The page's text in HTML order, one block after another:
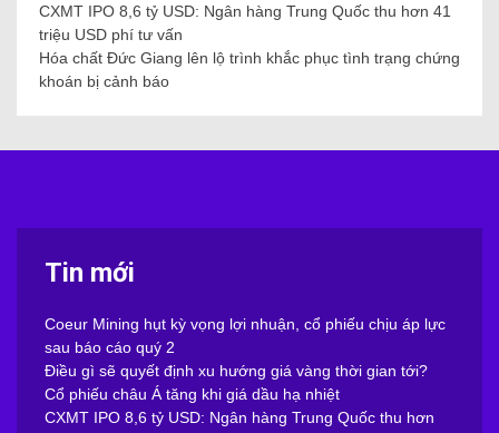
CXMT IPO 8,6 tỷ USD: Ngân hàng Trung Quốc thu hơn 41
triệu USD phí tư vấn
Hóa chất Đức Giang lên lộ trình khắc phục tình trạng chứng
khoán bị cảnh báo
Tin mới
Coeur Mining hụt kỳ vọng lợi nhuận, cổ phiếu chịu áp lực
sau báo cáo quý 2
Điều gì sẽ quyết định xu hướng giá vàng thời gian tới?
Cổ phiếu châu Á tăng khi giá dầu hạ nhiệt
CXMT IPO 8,6 tỷ USD: Ngân hàng Trung Quốc thu hơn